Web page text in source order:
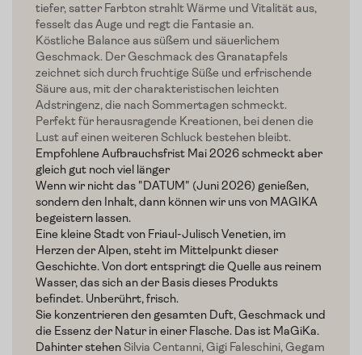
Home
Zum Shop
Edelgreissler
Verkostungen
Slow Food
Blog
Presse
tiefer, satter Farbton strahlt Wärme und Vitalität aus,
fesselt das Auge und regt die Fantasie an.
Köstliche Balance aus süßem und säuerlichem
Geschmack. Der Geschmack des Granatapfels
zeichnet sich durch fruchtige Süße und erfrischende
Säure aus, mit der charakteristischen leichten
Adstringenz, die nach Sommertagen schmeckt.
Perfekt für herausragende Kreationen, bei denen die
Lust auf einen weiteren Schluck bestehen bleibt.
Empfohlene Aufbrauchsfrist Mai 2026 schmeckt aber
gleich gut noch viel länger
Wenn wir nicht das "DATUM" (Juni 2026) genießen,
sondern den Inhalt, dann können wir uns von MAGIKA
begeistern lassen.
Eine kleine Stadt von Friaul-Julisch Venetien, im
Herzen der Alpen, steht im Mittelpunkt dieser
Geschichte. Von dort entspringt die Quelle aus reinem
Wasser, das sich an der Basis dieses Produkts
befindet. Unberührt, frisch.
Sie konzentrieren den gesamten Duft, Geschmack und
die Essenz der Natur in einer Flasche. Das ist MaGiKa.
Dahinter stehenSilvia Centanni, Gigi Faleschini, Gegam